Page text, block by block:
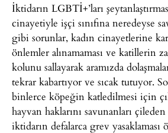
İktidarın LGBTİ+’ları
cinayetiyle işçi sınıfına neredeyse
gibi sorunlar, kadın cinayetlerine
önlemler alınamaması ve katillerin
kolunu sallayarak aramızda
tekrar kabartıyor ve sıcak tutuyor.
binlerce köpeğin katledilmesi için
hayvan haklarını savunanları
iktidarın defalarca grev yasaklaması